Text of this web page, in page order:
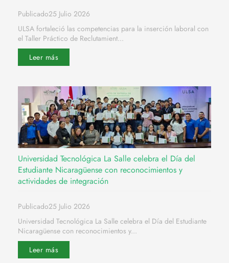
Publicado25 Julio 2026
ULSA fortaleció las competencias para la inserción laboral con
el Taller Práctico de Reclutamient...
Leer más
Universidad Tecnológica La Salle celebra el Día del
Estudiante Nicaragüense con reconocimientos y
actividades de integración
Publicado25 Julio 2026
Universidad Tecnológica La Salle celebra el Día del Estudiante
Nicaragüense con reconocimientos y...
Leer más